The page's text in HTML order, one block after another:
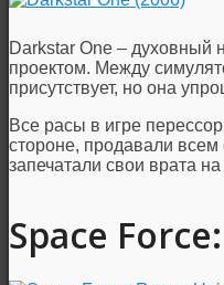
Darkstar One – духовный
проектом. Между
присутствует, но она
Все расы в игре
стороне, продавали
запечатали свои врата
Space